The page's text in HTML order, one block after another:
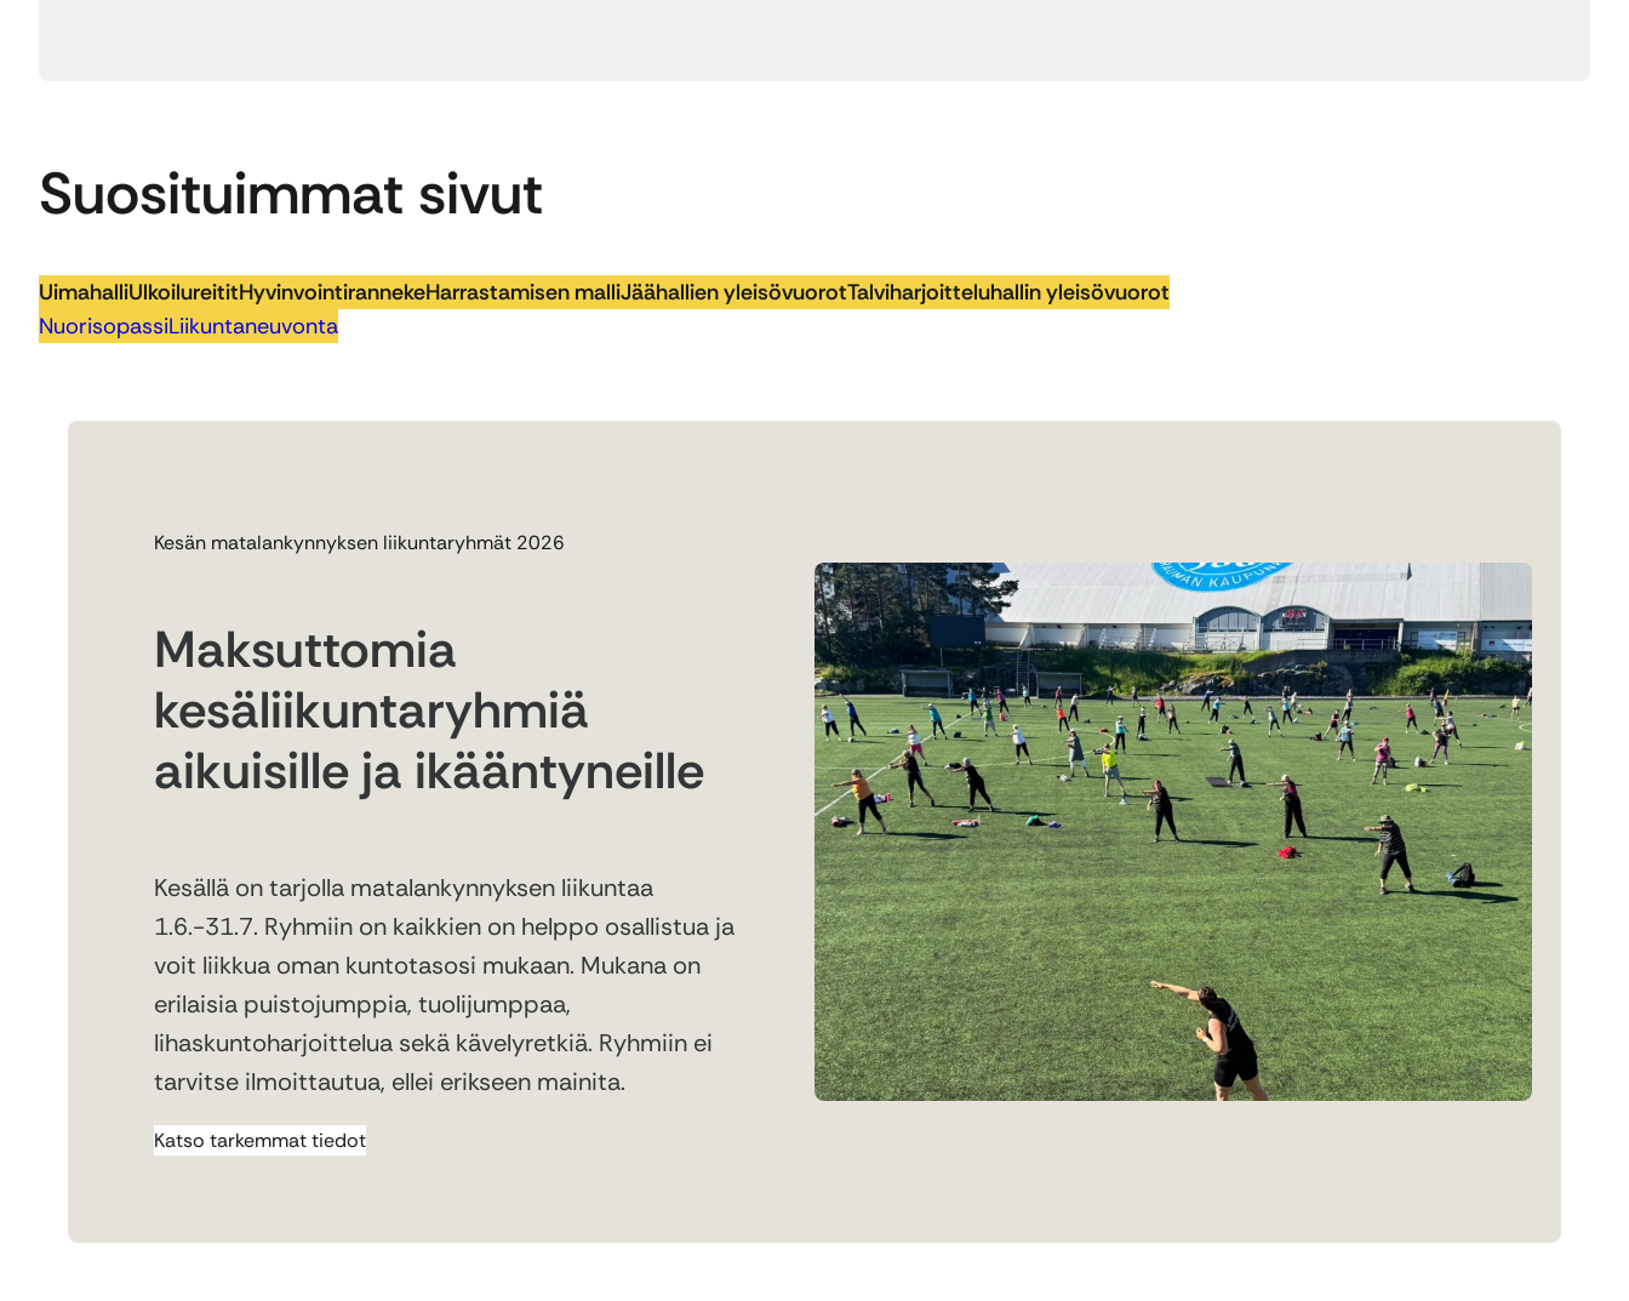
Suosituimmat sivut
UimahalliUlkoilureititHyvinvointirannekeHarrastamisen malliJäähallien yleisövuorotTalviharjoitteluhallin yleisövuorot
NuorisopassiLiikuntaneuvonta
Kesän matalankynnyksen liikuntaryhmät 2026
Maksuttomia
kesäliikuntaryhmiä
aikuisille ja ikääntyneille
Kesällä on tarjolla matalankynnyksen liikuntaa
1.6.-31.7. Ryhmiin on kaikkien on helppo osallistua ja
voit liikkua oman kuntotasosi mukaan. Mukana on
erilaisia puistojumppia, tuolijumppaa,
lihaskuntoharjoittelua sekä kävelyretkiä. Ryhmiin ei
tarvitse ilmoittautua, ellei erikseen mainita.
Katso tarkemmat tiedot